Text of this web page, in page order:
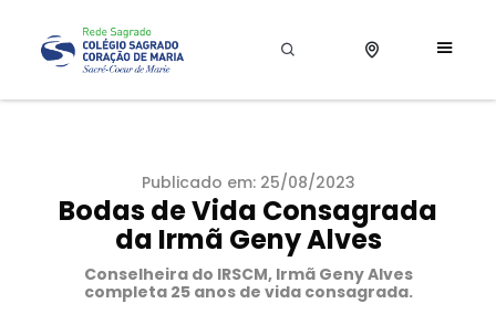
Publicado em: 25/08/2023
Bodas de Vida Consagrada
da Irmã Geny Alves
Conselheira do IRSCM, Irmã Geny Alves
completa 25 anos de vida consagrada.